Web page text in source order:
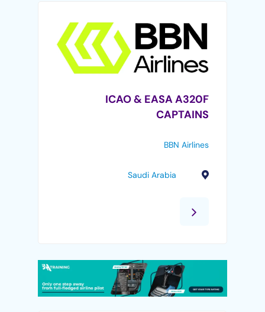
ICAO & EASA A320F
CAPTAINS
BBN Airlines
Saudi Arabia